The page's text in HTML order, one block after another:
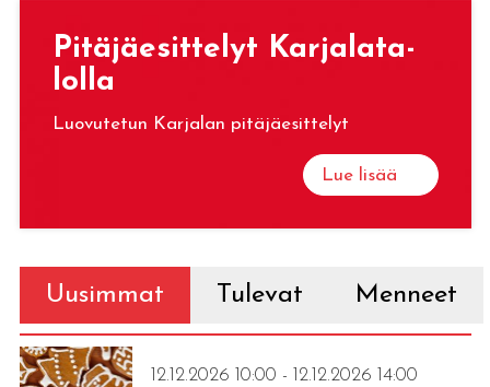
Pi­tä­jäe­sit­te­lyt Kar­ja­la­ta­
lol­la
Luovutetun Karjalan pitäjäesittelyt
Lue lisää
Uusimmat Tulevat Menneet
12.12.2026 10:00 - 12.12.2026 14:00